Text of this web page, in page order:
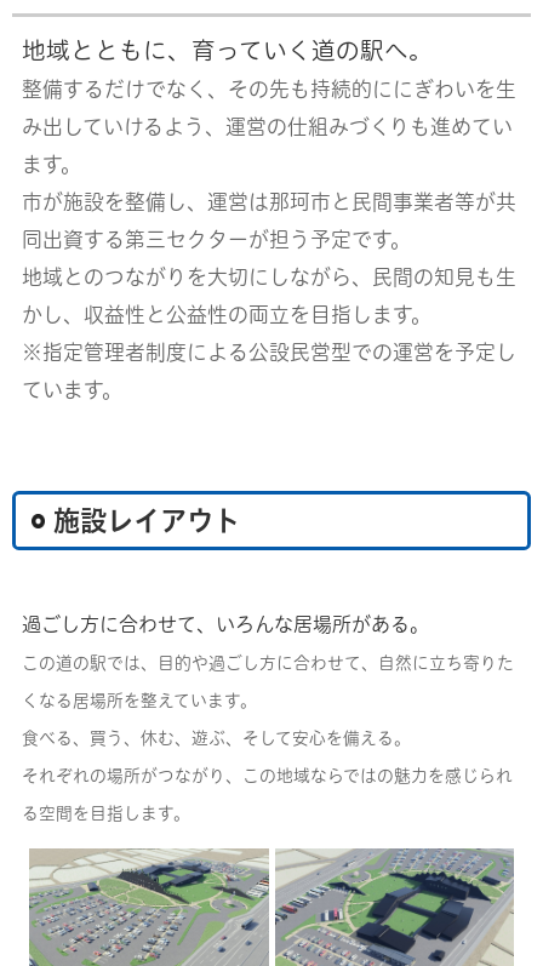
地域とともに、育っていく道の駅へ。
整備するだけでなく、その先も持続的ににぎわいを生
み出していけるよう、 運営の仕組みづくりも進めてい
ます。
市が施設を整備し、運営は那珂市と民間事業者等が共
同出資する第三セクターが担う予定です。
地域とのつながりを大切にしながら、民間の知見も生
かし、 収益性と公益性の両立を目指します。
※指定管理者制度による公設民営型での運営を予定し
ています。
施設レイアウト
過ごし方に合わせて、いろんな居場所がある。
この道の駅では、目的や過ごし方に合わせて、自然に立ち寄りた
くなる居場所を整えています。
食べる、買う、休む、遊ぶ、そして安心を備える。
それぞれの場所がつながり、この地域ならではの魅力を感じられ
る空間を目指します。